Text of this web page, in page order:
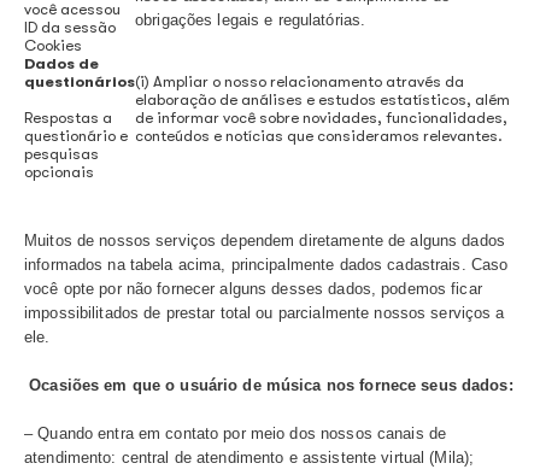
Nome completo
E-mail
CPF
Data de
Telefone para
contato
Endereço
(iv) Ampliar nosso relacionamento,
notícias e demais eventos que
relevantes;
(vi) Procedimentos de cobrança;
(vii) Proteger você realizando prevenção
obrigações legais e regulatórias.
identificação
digital
(i) Identificar e autenticar você;